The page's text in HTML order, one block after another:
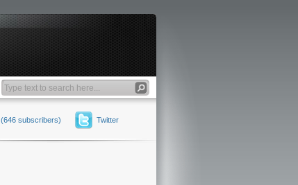
(646 subscribers) Twitter